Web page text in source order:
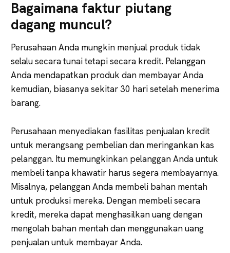
Bagaimana faktur piutang
dagang muncul?
Perusahaan Anda mungkin menjual produk tidak
selalu secara tunai tetapi secara kredit. Pelanggan
Anda mendapatkan produk dan membayar Anda
kemudian, biasanya sekitar 30 hari setelah menerima
barang.
Perusahaan menyediakan fasilitas penjualan kredit
untuk merangsang pembelian dan meringankan kas
pelanggan. Itu memungkinkan pelanggan Anda untuk
membeli tanpa khawatir harus segera membayarnya.
Misalnya, pelanggan Anda membeli bahan mentah
untuk produksi mereka. Dengan membeli secara
kredit, mereka dapat menghasilkan uang dengan
mengolah bahan mentah dan menggunakan uang
penjualan untuk membayar Anda.